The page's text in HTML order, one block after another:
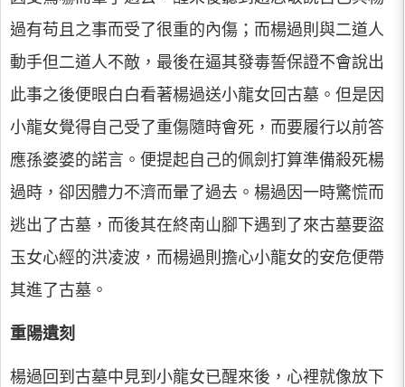
過有苟且之事而受了很重的內傷；而楊過則與二道人
動手但二道人不敵，最後在逼其發毒誓保證不會說出
此事之後便眼白白看著楊過送小龍女回古墓。但是因
小龍女覺得自己受了重傷隨時會死，而要履行以前答
應孫婆婆的諾言。便提起自己的佩劍打算準備殺死楊
過時，卻因體力不濟而暈了過去。楊過因一時驚慌而
逃出了古墓，而後其在終南山腳下遇到了來古墓要盜
玉女心經的洪凌波，而楊過則擔心小龍女的安危便帶
其進了古墓。
重陽遺刻
楊過回到古墓中見到小龍女已醒來後，心裡就像放下